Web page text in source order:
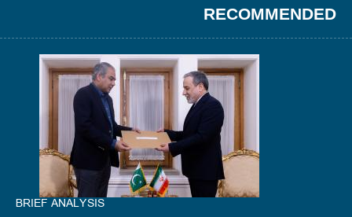
RECOMMENDED
BRIEF ANALYSIS